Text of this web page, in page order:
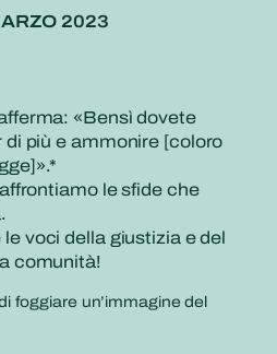
2023
«Bensì dovete
più e ammonire [coloro
le sfide che
voci della giustizia e del
comunità!
foggiare un’immagine del